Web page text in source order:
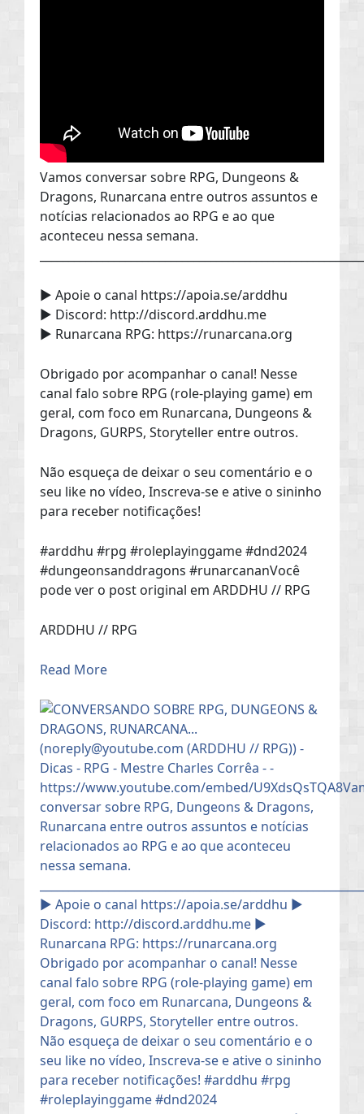
Vamos conversar sobre RPG, Dungeons &
Dragons, Runarcana entre outros assuntos e
notícias relacionados ao RPG e ao que
aconteceu nessa semana.
► Apoie o canal https://apoia.se/arddhu
► Discord: http://discord.arddhu.me
► Runarcana RPG: https://runarcana.org
Obrigado por acompanhar o canal! Nesse
canal falo sobre RPG (role-playing game) em
geral, com foco em Runarcana, Dungeons &
Dragons, GURPS, Storyteller entre outros.
Não esqueça de deixar o seu comentário e o
seu like no vídeo, Inscreva-se e ative o sininho
para receber notificações!
#arddhu #rpg #roleplayinggame #dnd2024
#dungeonsanddragons #runarcananVocê
pode ver o post original em ARDDHU // RPG
ARDDHU // RPG
Read More